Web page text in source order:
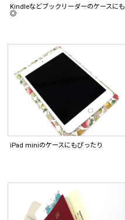
Kindleなどブックリーダーのケースにも
◎
iPad miniのケースにもぴったり